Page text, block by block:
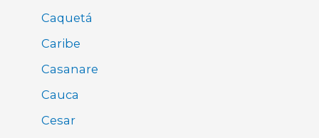
Caquetá
Caribe
Casanare
Cauca
Cesar